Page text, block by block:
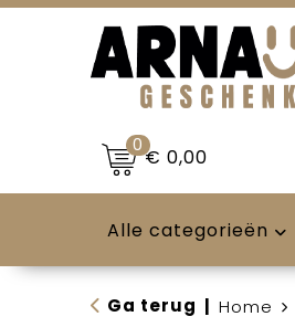
0€ 0,00
Alle categorieën
Ga terug Home